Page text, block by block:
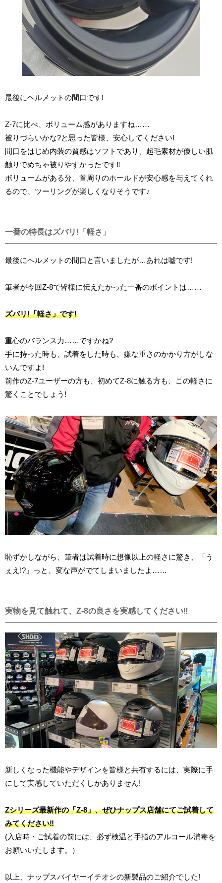
最後にヘルメットの間口です!
Z-7に比べ、ボリューム感がありますね……
被りづらいかな?と思った皆様、安心してください!
間口をはじめ内装の質感はソフトであり、起毛素材が優しい肌
触りでめちゃ被りやすかったです‼
ボリュームがある分、首周りのホールドが安心感を与えてくれ
るので、ツーリングが楽しくなりそうです♪
一番の特長はズバリ!「軽さ」
最後にヘルメットの間口と言いましたが…あれは嘘です!
筆者が今回Z-8で皆様に伝えたかった一番のポイントは……
ズバリ!「軽さ」です!
重心のバランス力……ですかね?
手に持った時も、試着をした時も、嫌な重さのかかり方がしな
いんですよ!
前作のZ-7ユーザーの方も、初めてZ-8に触る方も、この軽さに
驚くことでしょう!
恥ずかしながら、筆者は試着時に想像以上の軽さに驚き、「う
ぇえ!?」っと、変な声がでてしまいましたよ……
実物を見て触れて、Z-8の良さを実感してください‼
新しくなった機能やデザインを皆様と共有するには、実際に手
にして実感していただくしかありません!
Zシリーズ最新作の「Z-8」、ぜひナップス店舗にてご試着して
みてください‼
(入店時・ご試着の前には、必ず検温と手指のアルコール消毒を
お願いいたします。）
以上、ナップスバイヤーイチオシの新製品のご紹介でした!